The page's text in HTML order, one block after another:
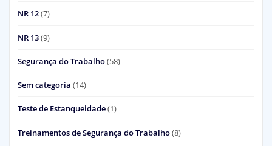
NR 12(7)
NR 13(9)
Segurança do Trabalho(58)
Sem categoria (14)
Teste de Estanqueidade(1)
Treinamentos de Segurança do Trabalho(8)